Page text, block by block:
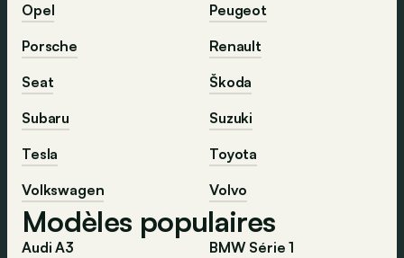
Opel
Peugeot
Porsche
Renault
Seat
Škoda
Subaru
Suzuki
Tesla
Toyota
Volkswagen
Volvo
Modèles populaires
Audi A3
BMW Série 1